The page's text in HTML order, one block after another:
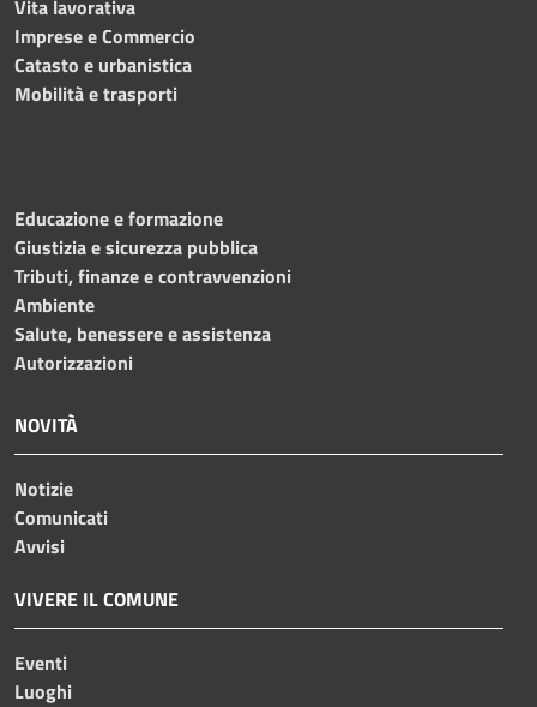
Vita lavorativa
Imprese e Commercio
Catasto e urbanistica
Mobilità e trasporti
Educazione e formazione
Giustizia e sicurezza pubblica
Tributi, finanze e contravvenzioni
Ambiente
Salute, benessere e assistenza
Autorizzazioni
NOVITÀ
Notizie
Comunicati
Avvisi
VIVERE IL COMUNE
Eventi
Luoghi